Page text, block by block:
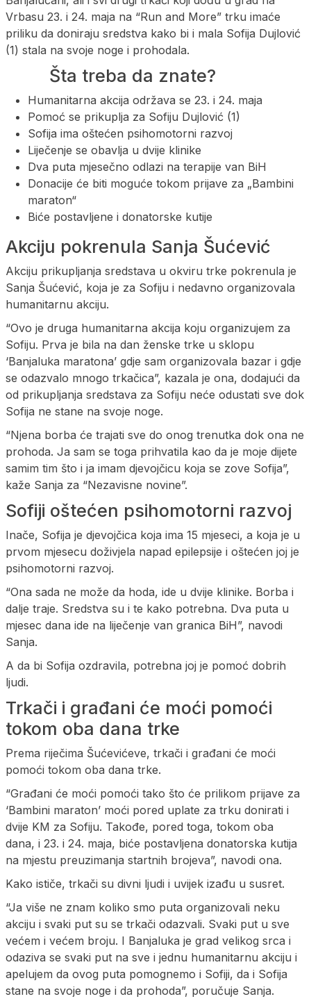
Vrbasu 23. i 24. maja na “Run and More” trku imaće
priliku da doniraju sredstva kako bi i mala Sofija Dujlović
(1) stala na svoje noge i prohodala.
Šta treba da znate?
Humanitarna akcija održava se 23. i 24. maja
Pomoć se prikuplja za Sofiju Dujlović (1)
Sofija ima oštećen psihomotorni razvoj
Liječenje se obavlja u dvije klinike
Dva puta mjesečno odlazi na terapije van BiH
Donacije će biti moguće tokom prijave za „Bambini
maraton“
Biće postavljene i donatorske kutije
Akciju pokrenula Sanja Šućević
Akciju prikupljanja sredstava u okviru trke pokrenula je
Sanja Šućević, koja je za Sofiju i nedavno organizovala
humanitarnu akciju.
“Ovo je druga humanitarna akcija koju organizujem za
Sofiju. Prva je bila na dan ženske trke u sklopu
‘Banjaluka maratona’ gdje sam organizovala bazar i gdje
se odazvalo mnogo trkačica”, kazala je ona, dodajući da
od prikupljanja sredstava za Sofiju neće odustati sve dok
Sofija ne stane na svoje noge.
“Njena borba će trajati sve do onog trenutka dok ona ne
prohoda. Ja sam se toga prihvatila kao da je moje dijete
samim tim što i ja imam djevojčicu koja se zove Sofija”,
kaže Sanja za “Nezavisne novine”.
Sofiji oštećen psihomotorni razvoj
Inače, Sofija je djevojčica koja ima 15 mjeseci, a koja je u
prvom mjesecu doživjela napad epilepsije i oštećen joj je
psihomotorni razvoj.
“Ona sada ne može da hoda, ide u dvije klinike. Borba i
dalje traje. Sredstva su i te kako potrebna. Dva puta u
mjesec dana ide na liječenje van granica BiH”, navodi
Sanja.
A da bi Sofija ozdravila, potrebna joj je pomoć dobrih
ljudi.
Trkači i građani će moći pomoći
tokom oba dana trke
Prema riječima Šućevićeve, trkači i građani će moći
pomoći tokom oba dana trke.
“Građani će moći pomoći tako što će prilikom prijave za
‘Bambini maraton’ moći pored uplate za trku donirati i
dvije KM za Sofiju. Takođe, pored toga, tokom oba
dana, i 23. i 24. maja, biće postavljena donatorska kutija
na mjestu preuzimanja startnih brojeva”, navodi ona.
Kako ističe, trkači su divni ljudi i uvijek izađu u susret.
“Ja više ne znam koliko smo puta organizovali neku
akciju i svaki put su se trkači odazvali. Svaki put u sve
većem i većem broju. I Banjaluka je grad velikog srca i
odaziva se svaki put na sve i jednu humanitarnu akciju i
apelujem da ovog puta pomognemo i Sofiji, da i Sofija
stane na svoje noge i da prohoda”, poručuje Sanja.